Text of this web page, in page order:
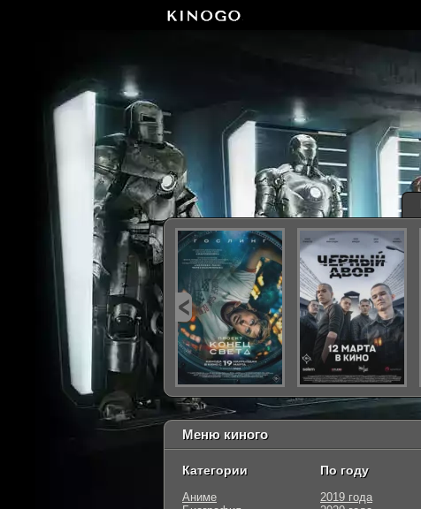
Меню киного
Категории
Аниме
По году
2019 года